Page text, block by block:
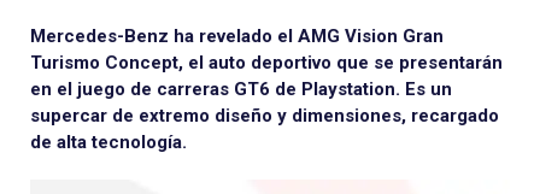
Mercedes-Benz ha revelado el AMG Vision Gran
Turismo Concept, el auto deportivo que se presentarán
en el juego de carreras GT6 de Playstation. Es un
supercar de extremo diseño y dimensiones, recargado
de alta tecnología.